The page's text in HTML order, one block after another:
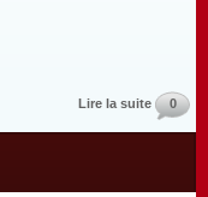
Lire la suite 0